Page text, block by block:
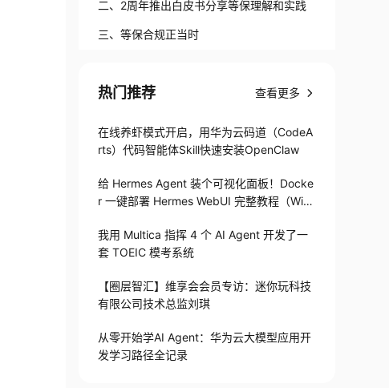
二、2周年推出白皮书分享等保理解和实践
三、等保合规正当时
热门推荐 查看更多
在线养虾模式开启，用华为云码道（CodeA
rts）代码智能体Skill快速安装OpenClaw
给 Hermes Agent 装个可视化面板！Docke
r 一键部署 Hermes WebUI 完整教程（Win
我用 Multica 指挥 4 个 AI Agent 开发了一
套 TOEIC 模考系统
【圈层智汇】维享会会员专访：迷你玩科技
有限公司技术总监刘琪
从零开始学AI Agent：华为云大模型应用开
发学习路径全记录